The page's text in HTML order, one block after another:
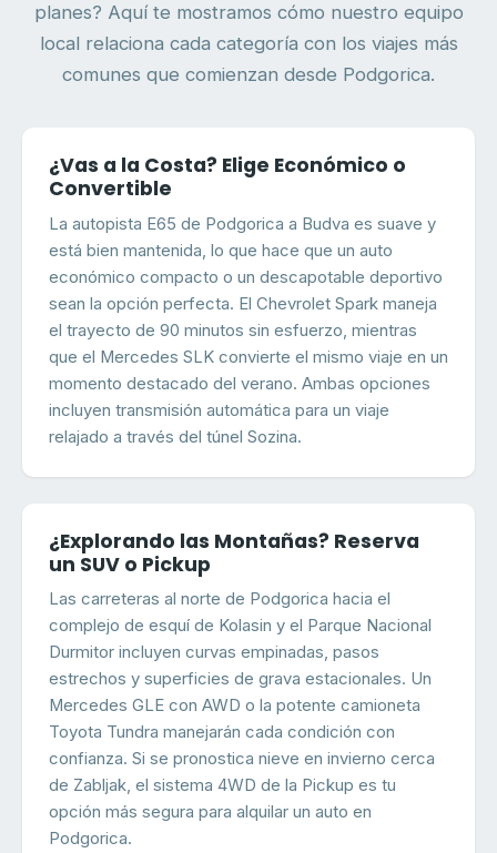
planes? Aquí te mostramos cómo nuestro equipo
local relaciona cada categoría con los viajes más
comunes que comienzan desde Podgorica.
¿Vas a la Costa? Elige Económico o
Convertible
La autopista E65 de Podgorica a Budva es suave y
está bien mantenida, lo que hace que un auto
económico compacto o un descapotable deportivo
sean la opción perfecta. El Chevrolet Spark maneja
el trayecto de 90 minutos sin esfuerzo, mientras
que el Mercedes SLK convierte el mismo viaje en un
momento destacado del verano. Ambas opciones
incluyen transmisión automática para un viaje
relajado a través del túnel Sozina.
¿Explorando las Montañas? Reserva
un SUV o Pickup
Las carreteras al norte de Podgorica hacia el
complejo de esquí de Kolasin y el Parque Nacional
Durmitor incluyen curvas empinadas, pasos
estrechos y superficies de grava estacionales. Un
Mercedes GLE con AWD o la potente camioneta
Toyota Tundra manejarán cada condición con
confianza. Si se pronostica nieve en invierno cerca
de Zabljak, el sistema 4WD de la Pickup es tu
opción más segura para alquilar un auto en
Podgorica.